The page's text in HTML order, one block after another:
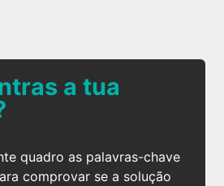
a tua
quadro as palavras-chave
comprovar se a solução